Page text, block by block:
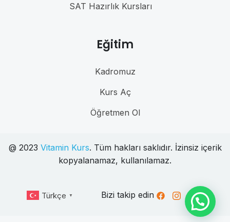
SAT Hazırlık Kursları
Eğitim
Kadromuz
Kurs Aç
Öğretmen Ol
@ 2023 Vitamin Kurs. Tüm hakları saklıdır. İzinsiz içerik
kopyalanamaz, kullanılamaz.
Türkçe ▼ Bizi takip edin